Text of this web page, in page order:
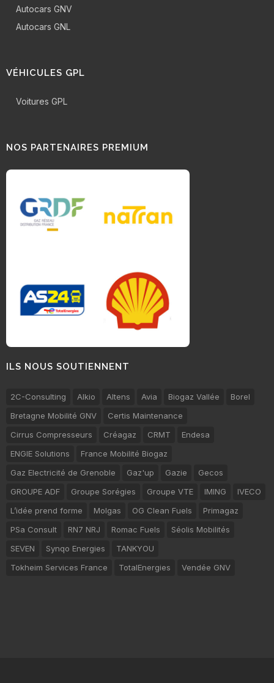
Autocars GNV
Autocars GNL
VÉHICULES GPL
Voitures GPL
NOS PARTENAIRES PREMIUM
ILS NOUS SOUTIENNENT
2C-Consulting Alkio Altens Avia Biogaz Vallée
Borel
Bretagne Mobilité GNV
Certis Maintenance
Cirrus Compresseurs
Créagaz CRMT
Endesa
ENGIE Solutions
France Mobilité Biogaz
Gaz Electricité de Grenoble
Gaz'up Gazie
Gecos
GROUPE ADF
Groupe Sorégies Groupe VTE IMING
IVECO
L’idée prend forme
Molgas OG Clean Fuels
Primagaz
PSa Consult
RN7 NRJ Romac Fuels
Séolis Mobilités
SEVEN
Synqo Energies
TANKYOU
Tokheim Services France
TotalEnergies Vendée GNV